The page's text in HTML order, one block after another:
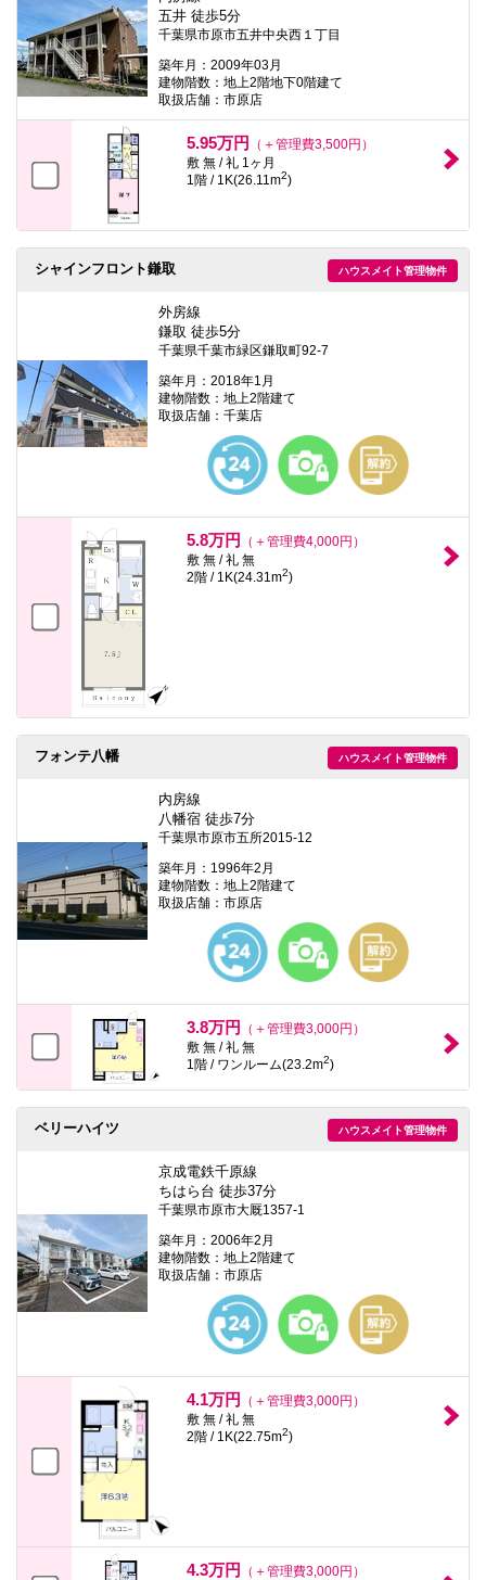
五井 徒歩5分
千葉県市原市五井中央西１丁目
築年月：2009年03月
建物階数：地上2階地下0階建て
取扱店舗：市原店
5.95万円
（＋管理費3,500円）
敷 無 / 礼 1ヶ月
1階 / 1K(26.11m2)
ハウスメイト管理物件
シャインフロント鎌取
外房線
鎌取 徒歩5分
千葉県千葉市緑区鎌取町92-7
築年月：2018年1月
建物階数：地上2階建て
取扱店舗：千葉店
5.8万円
（＋管理費4,000円）
敷 無 / 礼 無
2階 / 1K(24.31m2)
ハウスメイト管理物件
フォンテ八幡
内房線
八幡宿 徒歩7分
千葉県市原市五所2015-12
築年月：1996年2月
建物階数：地上2階建て
取扱店舗：市原店
3.8万円
（＋管理費3,000円）
敷 無 / 礼 無
1階 / ワンルーム(23.2m2)
ハウスメイト管理物件
ベリーハイツ
京成電鉄千原線
ちはら台 徒歩37分
千葉県市原市大厩1357-1
築年月：2006年2月
建物階数：地上2階建て
取扱店舗：市原店
4.1万円
（＋管理費3,000円）
敷 無 / 礼 無
2階 / 1K(22.75m2)
4.3万円
（＋管理費3,000円）